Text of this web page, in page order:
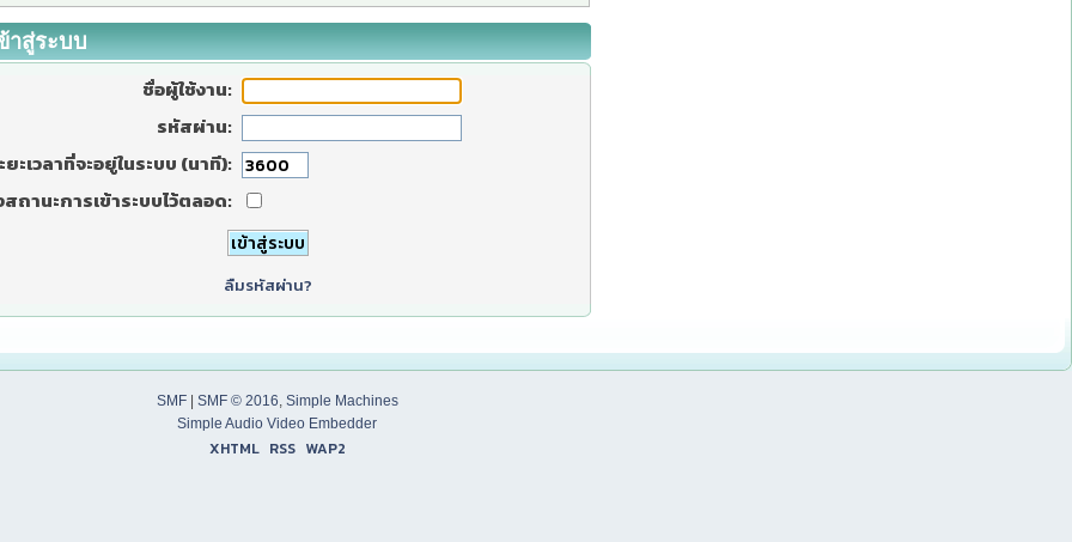
าสู่ระบบ
ชื่อผู้ใช้งาน:
รหัสผ่าน:
ยะเวลาที่จะอยู่ในระบบ (นาที):
สถานะการเข้าระบบไว้ตลอด:
ลืมรหัสผ่าน?
SMF| SMF © 2016, Simple Machines
Simple Audio Video Embedder
XHTML RSS WAP2